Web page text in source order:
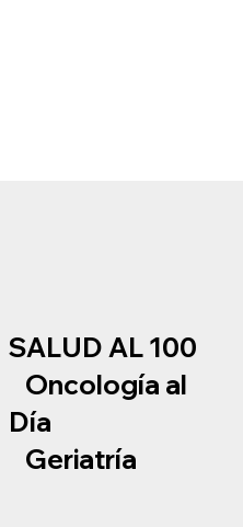
SALUD AL 100
Oncología al
Día
Geriatría